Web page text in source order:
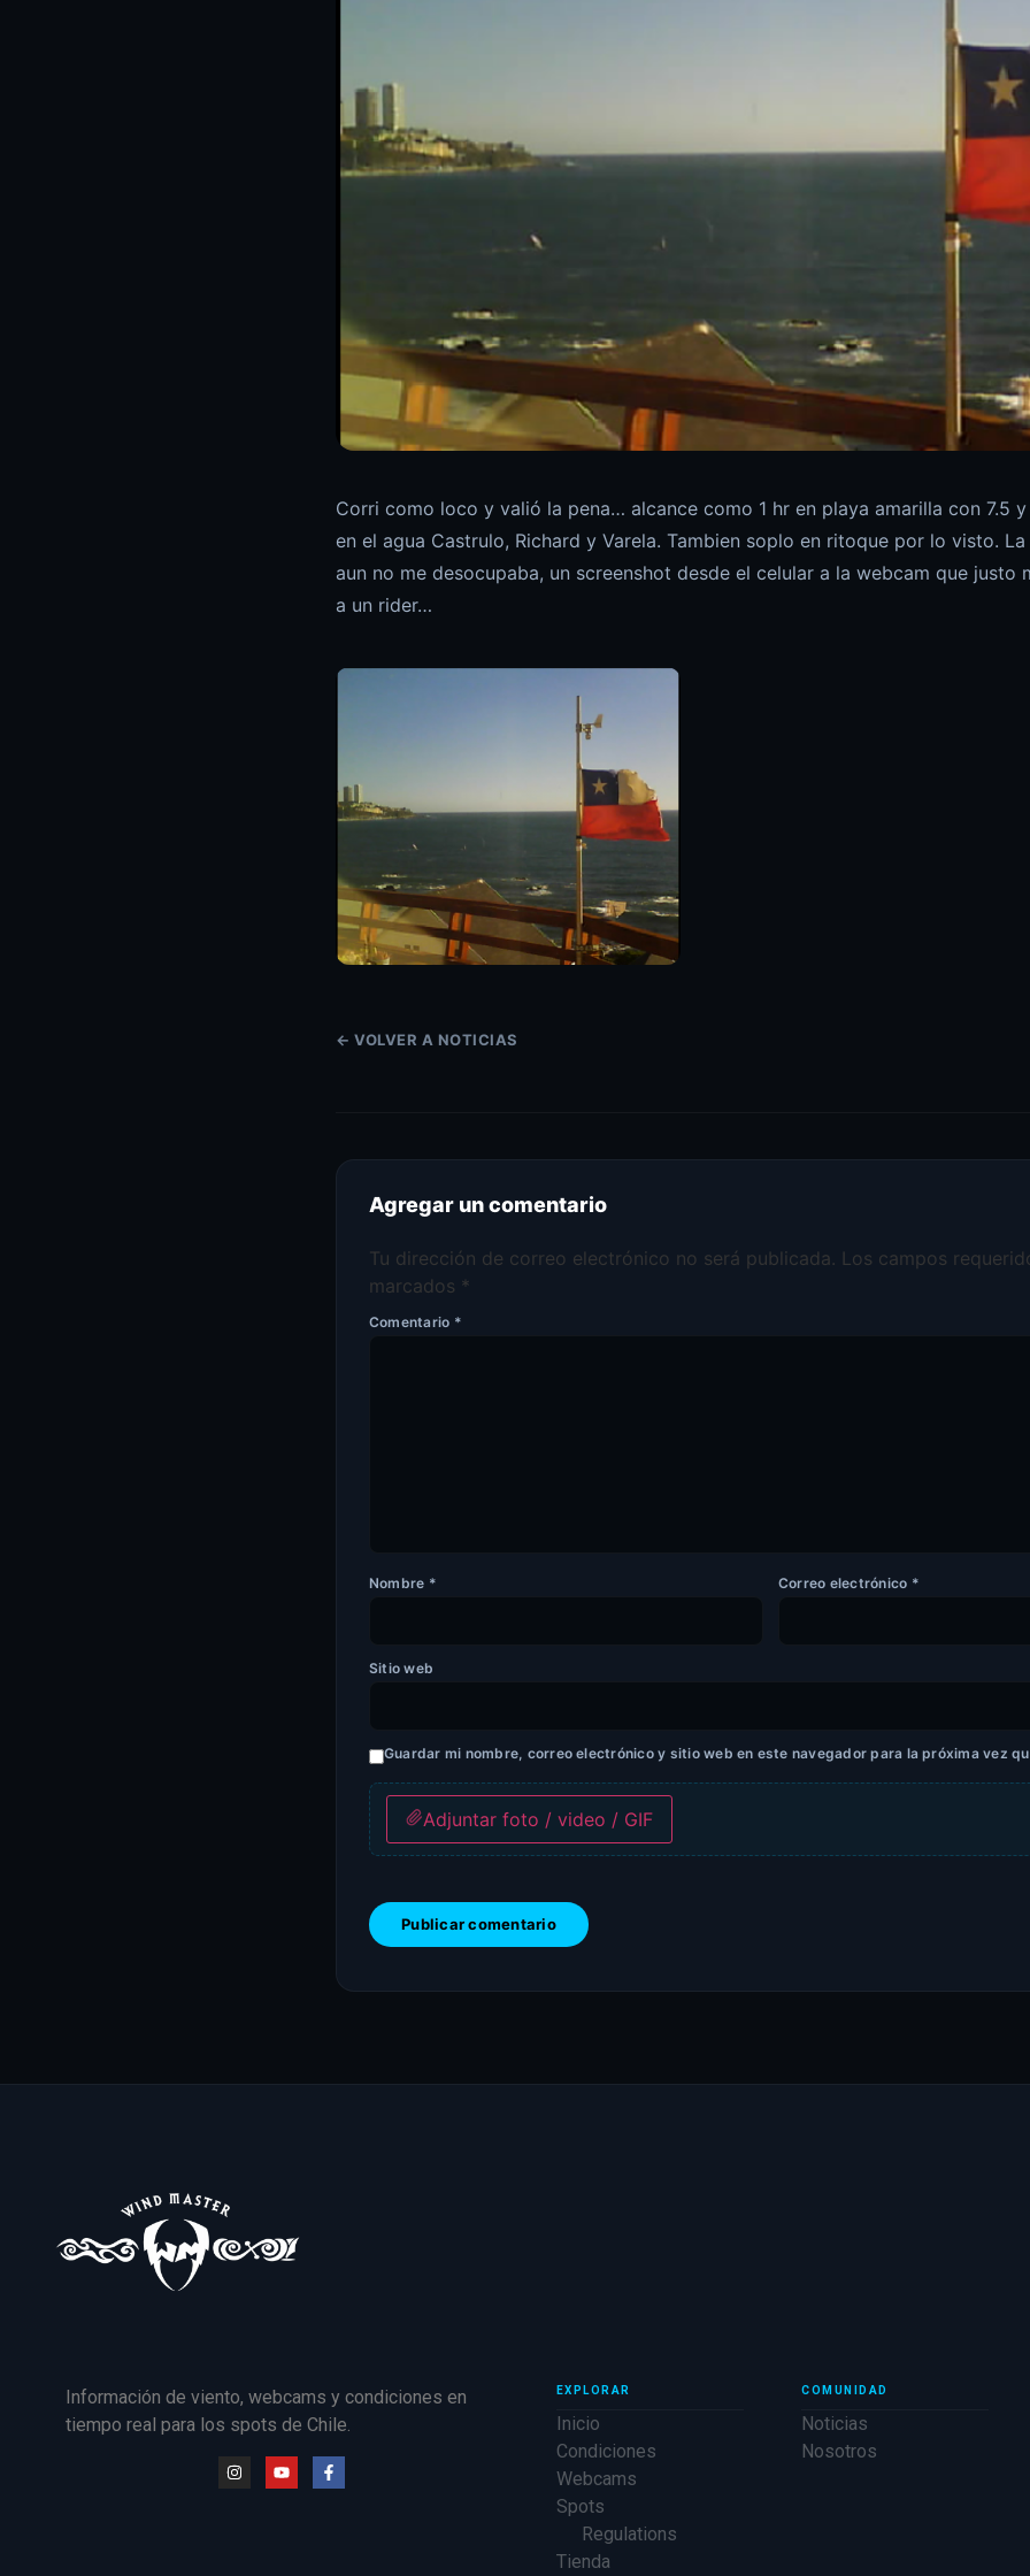
Corri como loco y valió la pena… alcance como 1 hr en playa amarilla con 7.5
en el agua Castrulo, Richard y Varela. Tambien soplo en ritoque por lo visto.
aun no me desocupaba, un screenshot desde el celular a la webcam que justo
a un rider…
← VOLVER A NOTICIAS
Agregar un comentario
Tu dirección de correo electrónico no será publicada. Los campos
marcados *
Comentario *
Nombre * Correo electrónico *
Sitio web
Guardar mi nombre, correo electrónico y sitio web en este navegador para la próxima vez
Adjuntar foto / video / GIF
Información de viento, webcams y condiciones en
tiempo real para los spots de Chile.
EXPLORAR
Inicio
Condiciones
Webcams
Spots
Regulations
Tienda
COMUNIDAD
Noticias
Nosotros